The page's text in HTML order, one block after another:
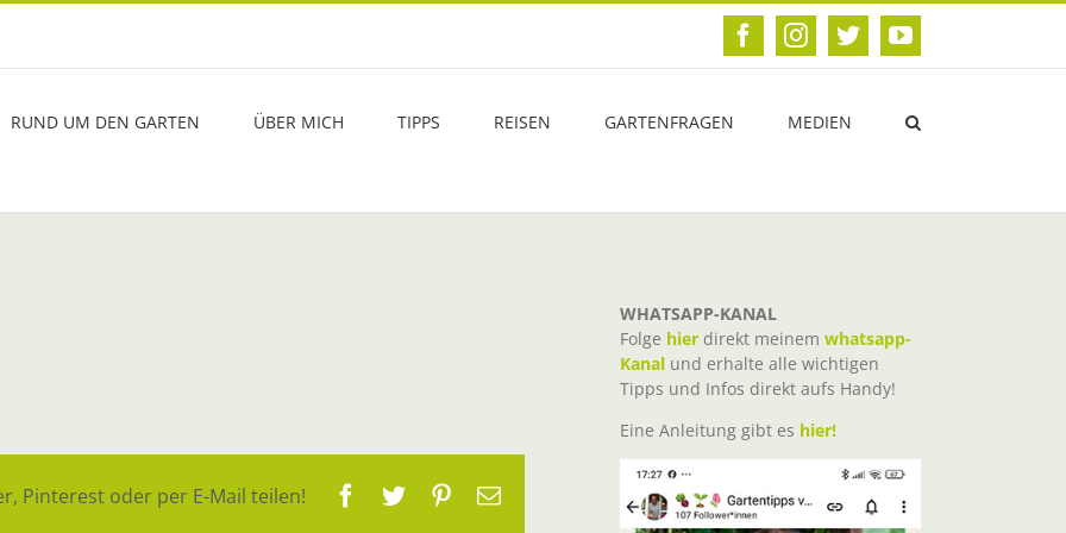
FacebookInstagram
TwitterYouTube
RUND UM DEN GARTEN ÜBER MICH TIPPS REISEN GARTENFRAGEN MEDIEN
Pinterest oder per E-Mail teilen! Facebook
TwitterPinterest
E-
WHATSAPP-KANAL
Folge hier direkt meinem whatsapp-
Kanal und erhalte alle wichtigen
Tipps und Infos direkt aufs Handy!
Eine Anleitung gibt es hier!